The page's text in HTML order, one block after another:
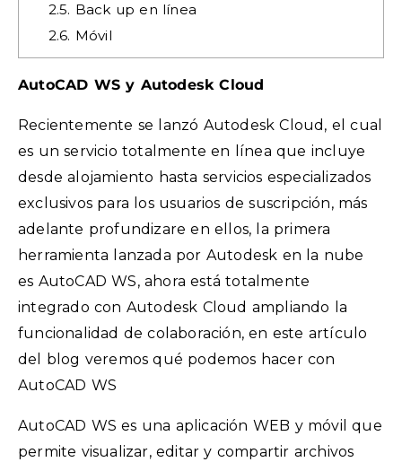
2.5. Back up en línea
2.6. Móvil
AutoCAD WS y Autodesk Cloud
Recientemente se lanzó Autodesk Cloud, el cual
es un servicio totalmente en línea que incluye
desde alojamiento hasta servicios especializados
exclusivos para los usuarios de suscripción, más
adelante profundizare en ellos, la primera
herramienta lanzada por Autodesk en la nube
es AutoCAD WS, ahora está totalmente
integrado con Autodesk Cloud ampliando la
funcionalidad de colaboración, en este artículo
del blog veremos qué podemos hacer con
AutoCAD WS
AutoCAD WS es una aplicación WEB y móvil que
permite visualizar, editar y compartir archivos